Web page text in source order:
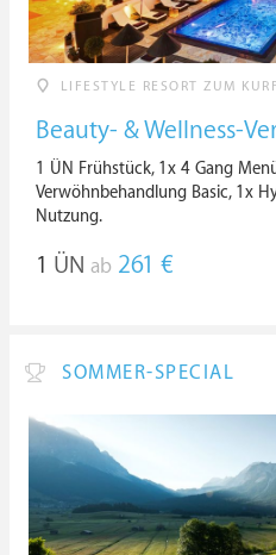
LIFESTYLE RESORT ZUM
Beauty- & Wellness-
1 ÜN Frühstück, 1x 4 Gang
Verwöhnbehandlung Basic, 1x
Nutzung.
1 ÜN ab 261 €
SOMMER-SPECIAL